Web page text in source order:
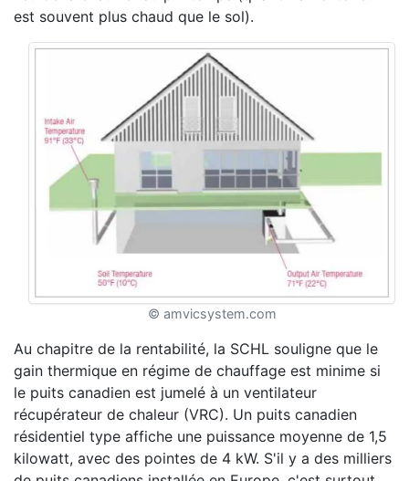
est souvent plus chaud que le sol).
© amvicsystem.com
Au chapitre de la rentabilité, la SCHL souligne que le
gain thermique en régime de chauffage est minime si
le puits canadien est jumelé à un ventilateur
récupérateur de chaleur (VRC). Un puits canadien
résidentiel type affiche une puissance moyenne de 1,5
kilowatt, avec des pointes de 4 kW. S'il y a des milliers